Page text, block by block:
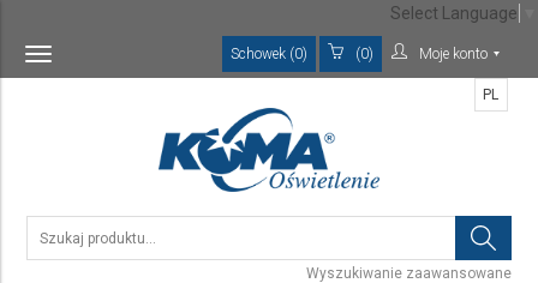
Toggle
navigation
Schowek (0) (0) Moje konto
Wyszukiwanie zaawansowane
PL
Select Language